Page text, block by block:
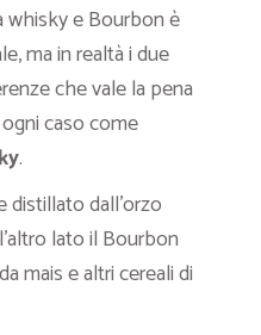
whisky e Bourbon è
ma in realtà i due
che vale la pena
caso come
.
distillato dall’orzo
lato il Bourbon
mais e altri cereali di